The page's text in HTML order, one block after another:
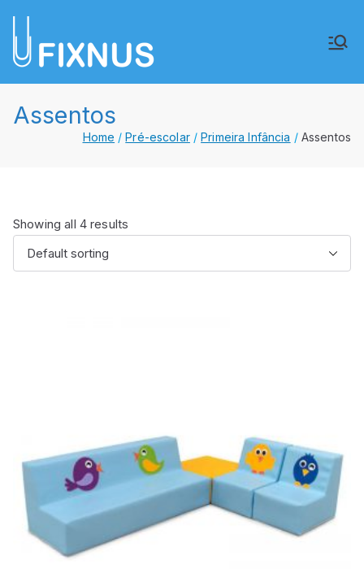
para
Assentos
Home Pré-escolar Primeira Infância Assentos
Showing all 4 results